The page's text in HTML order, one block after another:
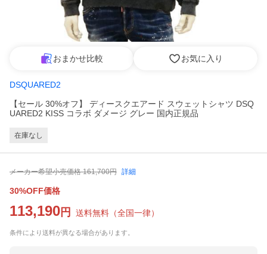
おまかせ比較 お気に入り
DSQUARED2
【セール 30%オフ】 ディースクエアード スウェットシャツ DSQ
UARED2 KISS コラボ ダメージ グレー 国内正規品
在庫なし
メーカー希望小売価格 161,700円 詳細
30%OFF価格
113,190 円 送料無料 （全国一律）
条件により送料が異なる場合があります。